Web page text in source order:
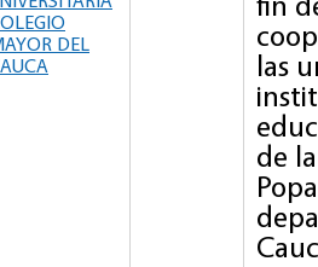
DEL
las
de